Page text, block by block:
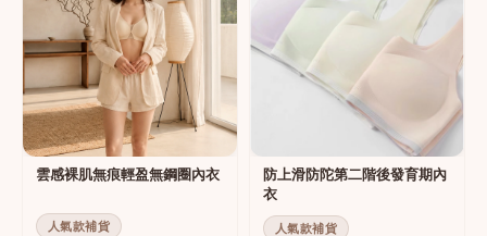
雲感裸肌無痕輕盈無鋼圈內衣
人氣款補貨
防上滑防陀第二階後發育期內
衣
人氣款補貨